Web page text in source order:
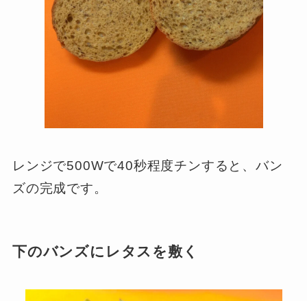
レンジで500Wで40秒程度チンすると、バン
ズの完成です。
下のバンズにレタスを敷く